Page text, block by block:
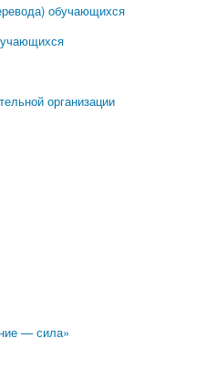
обучающихся
организации
— сила»